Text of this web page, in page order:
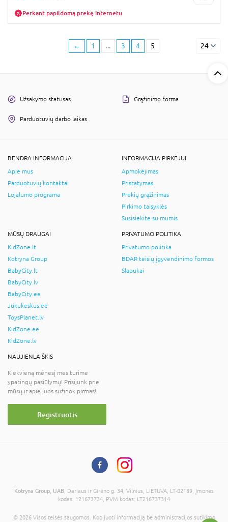
Perkant papildomą prekę internetu
← 1 ... 3 4 5 24
Užsakymo statusas Grąžinimo forma
Parduotuvių darbo laikas
BENDRA INFORMACIJA
Apie mus
Parduotuvių kontaktai
Lojalumo programa
INFORMACIJA PIRKĖJUI
Apmokėjimas
Pristatymas
Prekių grąžinimas
Pirkimo taisyklės
Susisiekite su mumis
MŪSŲ DRAUGAI
KidZone.lt
Kotryna Group
BabyCity.lt
BabyCity.lv
BabyCity.ee
Jukukeskus.ee
ToysPlanet.lv
KidZone.ee
KidZone.lv
PRIVATUMO POLITIKA
Privatumo politika
BDAR teisių įgyvendinimo formos
Slapukai
NAUJIENLAIŠKIS
Kiekvieną mėnesį mes turime
ypatingų pasiūlymų! Prisijunk prie
mūsų ir apie juos sužinok pirmas!
Registruotis
Kotryna Group, UAB , Dariaus ir Girėno g. 34, Vilnius, LIETUVA, LT-02189, Įmonės
kodas: 121673734, PVM kodas: LT216737314
© 2026 Visos teisės saugomos. Kopijuoti informaciją be administracijos sutikimo